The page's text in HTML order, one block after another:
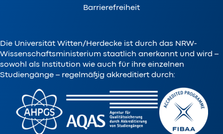
Barrierefreiheit
Die Universität Witten/Herdecke ist durch das NRW-
Wissenschaftsministerium staatlich anerkannt und wird –
sowohl als Institution wie auch für ihre einzelnen
Studiengänge – regelmäßig akkreditiert durch: